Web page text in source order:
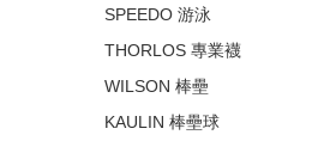
SPEEDO 游泳
THORLOS 專業襪
WILSON 棒壘
KAULIN 棒壘球